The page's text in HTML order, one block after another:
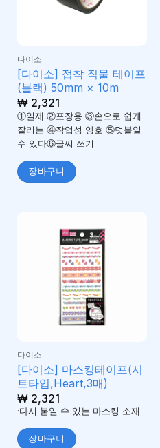
다이소
[다이소] 접착 직물 테이프
(블랙) 50mm × 10m
₩2,321
①일제 ②포장용 ③손으로 쉽게
잘리는 ④작업성 양호 ⑤덧붙일
수 있다⑥글씨 쓰기
장바구니
다이소
[다이소] 마스킹테이프(시
트타입,Heart,3매)
₩2,321
·다시 붙일 수 있는 마스킹 소재
장바구니